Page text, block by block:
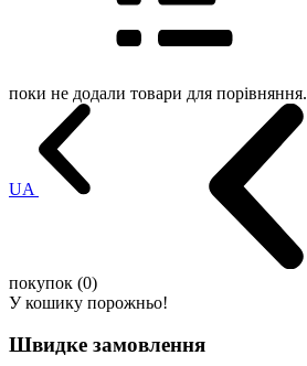
поки не додали товари для порівняння.
UA
покупок (0)
У кошику порожньо!
Швидке замовлення